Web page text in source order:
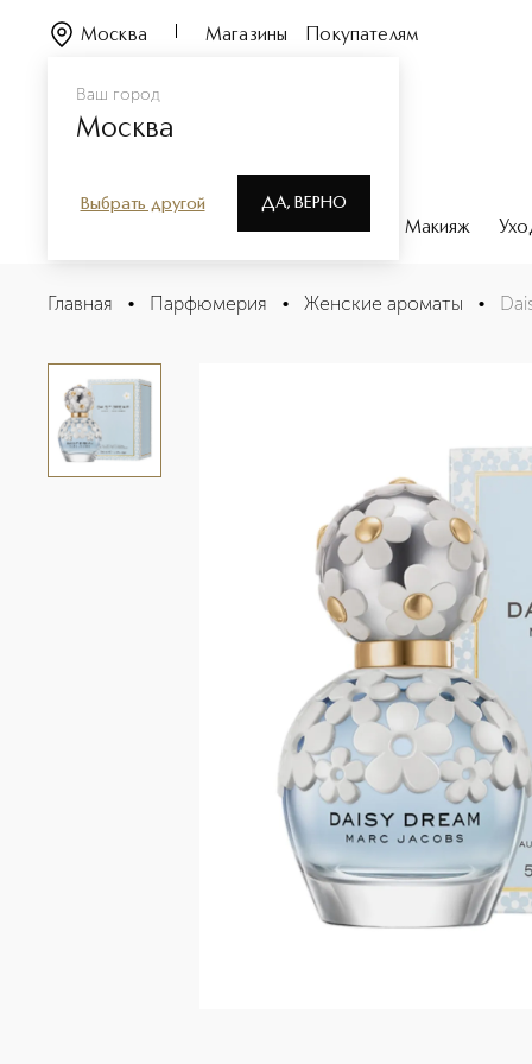
Ваш город
Москва
Выбрать другой ДА, ВЕРНО
Москва Магазины Покупателям
Парфюмерия Макияж
Daisy Dream Туалетная вода
Описание
Главная • Парфюмерия • Женские ароматы •